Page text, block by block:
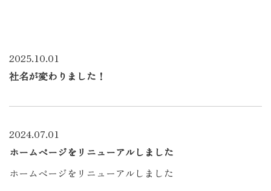
2025.10.01
社名が変わりました！
2024.07.01
ホームページをリニューアルしました
ホームページをリニューアルしました